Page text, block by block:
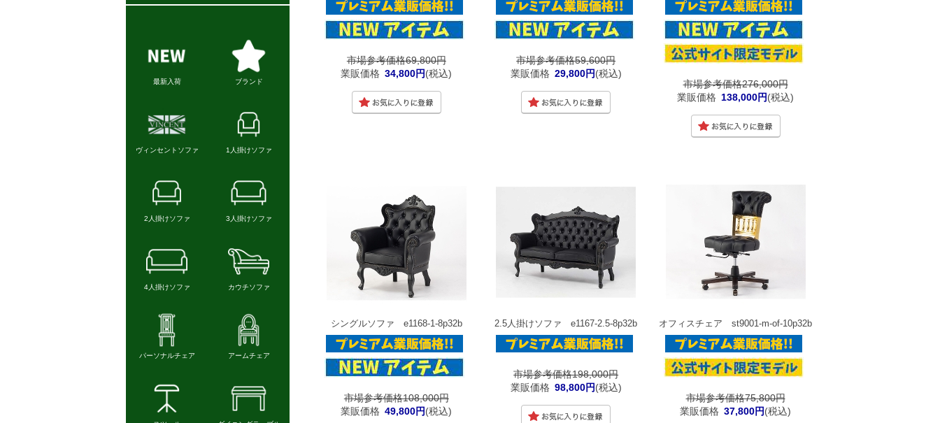
市場参考価格69,800円
業販価格 34,800円(税込)
市場参考価格59,600円
業販価格 29,800円(税込)
市場参考価格276,000円
業販価格 138,000円(税込)
シングルソファ e1168-1-8p32b
市場参考価格108,000円
業販価格 49,800円(税込)
2.5人掛けソファ e1167-2.5-8p32b
市場参考価格198,000円
業販価格 98,800円(税込)
オフィスチェア st9001-m-of-10p32b
市場参考価格75,800円
業販価格 37,800円(税込)